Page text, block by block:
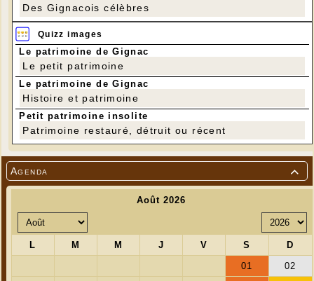

Agenda
Des Gignacois célèbres
Quizz images
Le patrimoine de Gignac
Le petit patrimoine
Le patrimoine de Gignac
Histoire et patrimoine
Petit patrimoine insolite
Patrimoine restauré, détruit ou récent